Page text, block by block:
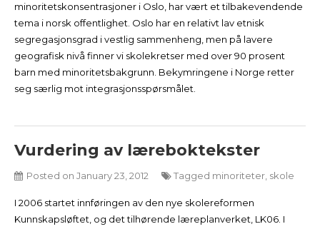
minoritetskonsentrasjoner i Oslo, har vært et tilbakevendende
tema i norsk offentlighet. Oslo har en relativt lav etnisk
segregasjonsgrad i vestlig sammenheng, men på lavere
geografisk nivå finner vi skolekretser med over 90 prosent
barn med minoritetsbakgrunn. Bekymringene i Norge retter
seg særlig mot integrasjonsspørsmålet.
Vurdering av læreboktekster
Posted on January 23, 2012 Tagged minoriteter skole
I 2006 startet innføringen av den nye skolereformen
Kunnskapsløftet, og det tilhørende læreplanverket, LK06. I